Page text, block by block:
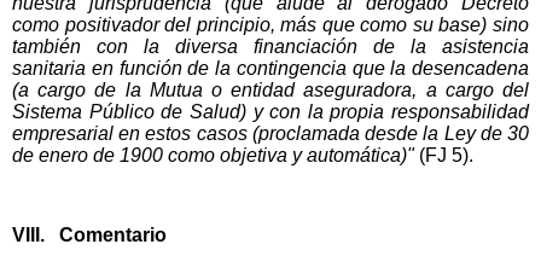
como positivador del principio, más que como su base) sino
también con la diversa financiación de la asistencia
sanitaria en función de la contingencia que la desencadena
(a cargo de la Mutua o entidad aseguradora, a cargo del
Sistema Público de Salud) y con la propia responsabilidad
empresarial en estos casos (proclamada desde la Ley de 30
de enero de 1900 como objetiva y automática)"(FJ 5).
VIII. Comentario